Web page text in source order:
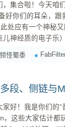
，集合啦！今天
好你们的耳朵，
言归正传。你知道吗？FabFilter 的插
怪蜀黍
段、侧链与
我是你们的“音频发烧
，这些大家估计都